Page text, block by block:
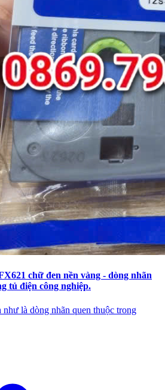
chữ đen nền vàng - dòng nhãn
tủ điện công nghiệp.
là dòng nhãn quen thuộc trong